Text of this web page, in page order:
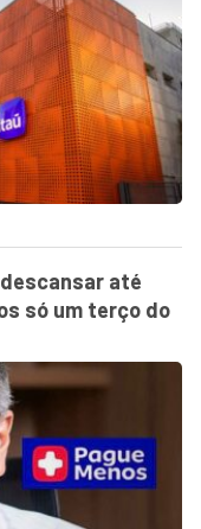
descansar até
só um terço do